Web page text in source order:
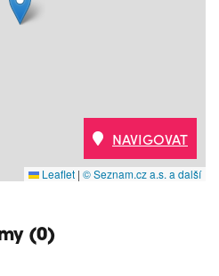
Leaflet | © Seznam.cz a.s. a další
NAVIGOVAT
(0)